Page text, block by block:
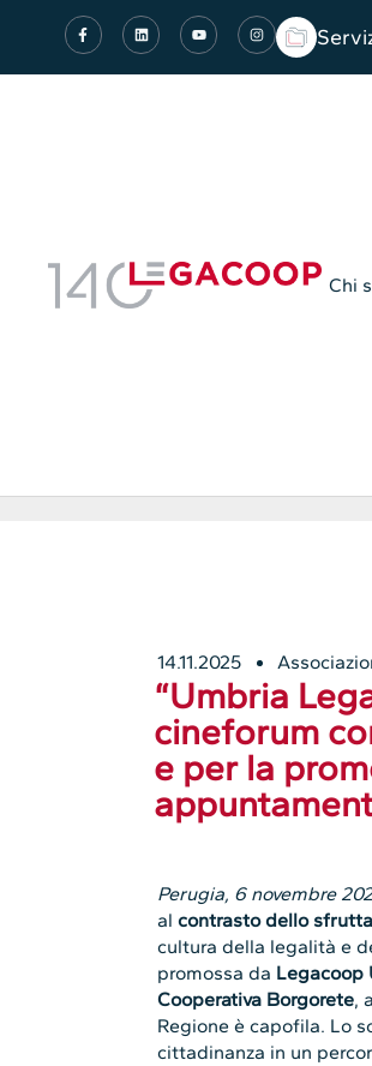
Chi
14.11.2025
“Umbria
cineforum
e per la
Perugia, 6 novembre
alcontrasto dello
cultura della legalità e
promossa da Legacoop
Cooperativa Borgorete,
Regione è capofila. Lo
cittadinanza in un